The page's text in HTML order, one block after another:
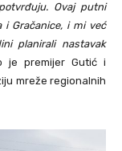
Ovaj putni
i Gračanice, i mi već
planirali nastavak
je premijer Gutić i
mreže regionalnih